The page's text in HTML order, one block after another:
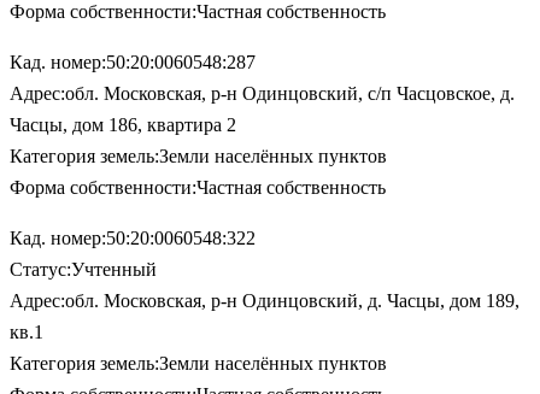
Форма собственности:Частная собственность
Кад. номер:50:20:0060548:287
Адрес:обл. Московская, р-н Одинцовский, с/п Часцовское, д.
Часцы, дом 186, квартира 2
Категория земель:Земли населённых пунктов
Форма собственности:Частная собственность
Кад. номер:50:20:0060548:322
Статус:Учтенный
Адрес:обл. Московская, р-н Одинцовский, д. Часцы, дом 189,
кв.1
Категория земель:Земли населённых пунктов